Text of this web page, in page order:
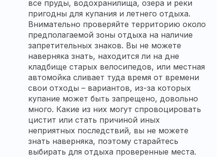
все пруды, водохранилища, озера и реки
пригодны для купания и летнего отдыха.
Внимательно проверяйте территорию около
предполагаемой зоны отдыха на наличие
запретительных знаков. Вы не можете
наверняка знать, находится ли на дне
кладбище старых велосипедов, или местная
автомойка сливает туда время от времени
свои отходы – вариантов, из-за которых
купание может быть запрещено, довольно
много. Какие из них могут спровоцировать
цистит или стать причиной иных
неприятных последствий, вы не можете
знать наверняка, поэтому старайтесь
выбирать для отдыха проверенные места.